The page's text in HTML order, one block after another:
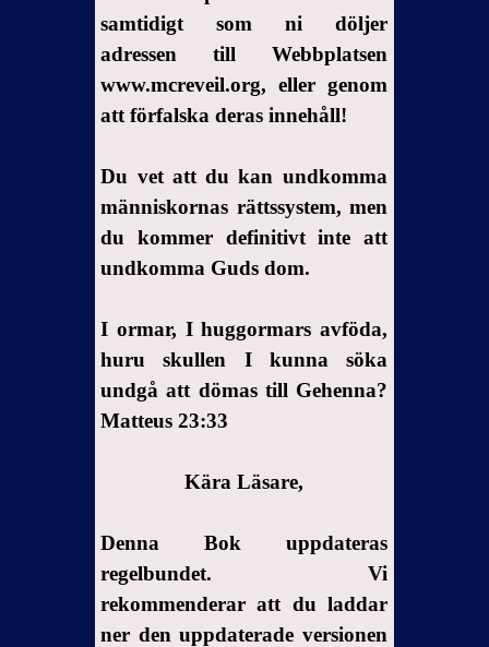
motiverade
Meddelande
samtidigt som ni döljer
adressen till Webbplatsen
www.mcreveil.org, eller genom
att förfalska deras innehåll!
Du vet att du kan undkomma
människornas rättssystem, men
du kommer definitivt inte att
undkomma Guds dom.
I ormar, I huggormars avföda,
huru skullen I kunna söka
undgå att dömas till Gehenna?
Matteus 23:33
Kära Läsare,
Denna Bok uppdateras
regelbundet. Vi
rekommenderar att du laddar
ner den uppdaterade versionen